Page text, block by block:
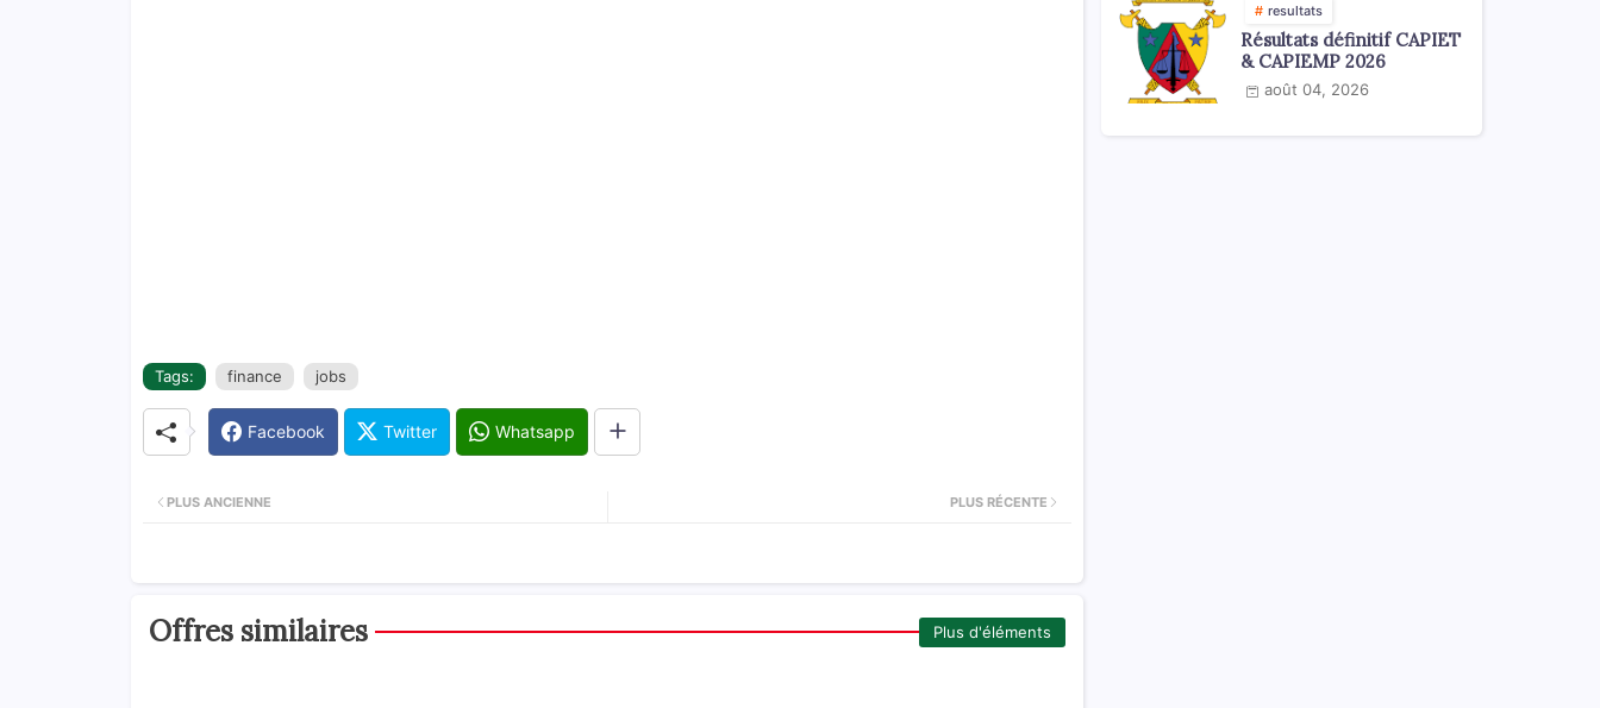
Tags: finance jobs
Facebook Twitter Whatsapp
PLUS RÉCENTE
PLUS ANCIENNE
Offres similaires Plus d'éléments
resultats
Résultats définitif CAPIET
& CAPIEMP 2026
août 04, 2026